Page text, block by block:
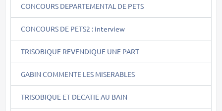
CONCOURS DEPARTEMENTAL DE PETS
CONCOURS DE PETS2 : interview
TRISOBIQUE REVENDIQUE UNE PART
GABIN COMMENTE LES MISERABLES
TRISOBIQUE ET DECATIE AU BAIN